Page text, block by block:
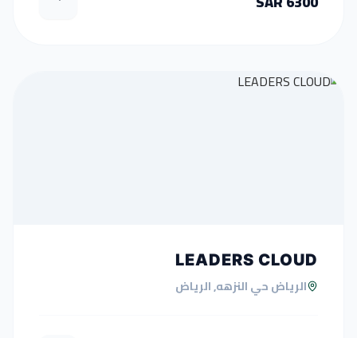
LEADERS CLOUD
الرياض حي النزهه, الرياض